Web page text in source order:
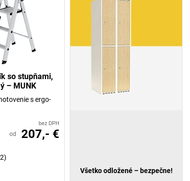
so stupňami,
– MUNK
s ergo-
bez DPH
od 207,- €
Všetko odložené – bezpečne!